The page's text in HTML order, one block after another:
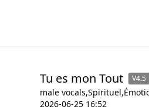
Tu es mon Tout V4.5
male
2026-06-25 16:52